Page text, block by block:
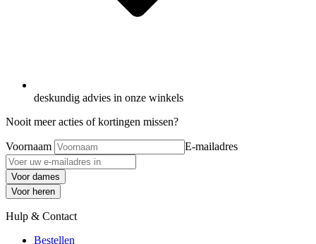
deskundig advies in onze winkels
Nooit meer acties of kortingen missen?
Voornaam E-mailadres
Voor dames
Voor heren
Hulp & Contact
Bestellen